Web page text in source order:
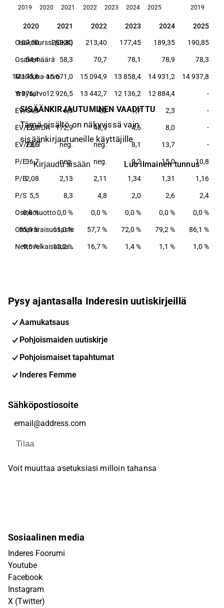
2019 2020 2021 2022 2023 2024 2025 2019
2020 2021 2022 2023 2024 2025
2020 2021 2022 2023 2024 2025
Osakekurssi (DKK)
187,00 268,80 213,40 177,45 189,35 190,85
Osakemäärä
54,4 58,3 70,7 78,1 78,9 78,3
Markkina-arvo
10 175,6 15 671,0 15 094,9 13 858,4 14 931,2 14 937,8
Yritysarvo
8 976,1 12 926,5 13 442,7 12 136,2 12 884,4 -
EV/S4,8 6,8 4,3 1,7 2,3 -
EV/EBITDA
12,1 172,9 40,9 4,6 8,0 -
EV/EBIT
23,6 neg. neg. 8,1 13,7 -
P/E36,7 neg. neg. 9,2 15,0 10,8
P/B2,08 2,13 2,11 1,34 1,31 1,16
P/S 5,5 8,3 4,8 2,0 2,6 2,4
Osinkotuotto
0,0 % 0,0 % 0,0 % 0,0 % 0,0 % 0,0 %
Omavaraisuusaste
55,9 % 61,0 % 57,7 % 72,0 % 79,2 % 86,1 %
Nettovelkaisuusaste
9,6 % 13,2 % 16,7 % 1,4 % 1,1 % 1,0 %
SISÄÄNKIRJAUTUMINEN VAADITTU
Tämä sisältö on näkyvissä vain
sisäänkirjautuneille käyttäjille
Kirjaudu sisään Luo ilmainen tunnus
Pysy ajantasalla Inderesin uutiskirjeillä
Aamukatsaus
Pohjoismaiden uutiskirje
Pohjoismaiset tapahtumat
Inderes Femme
Sähköpostiosoite
Tilaa
Voit muuttaa asetuksiasi milloin tahansa
Sosiaalinen media
Inderes Foorumi
Youtube
Facebook
Instagram
X (Twitter)